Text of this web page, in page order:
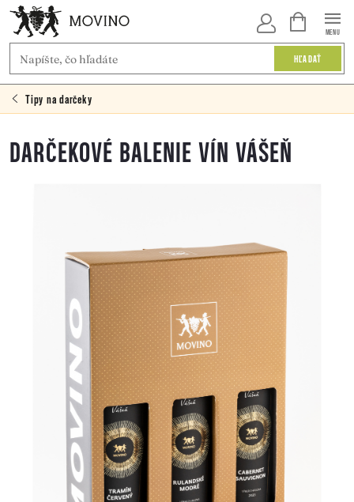
Prejsť
obsah
HĽADAŤ
NÁKUPNÝ
KOŠÍK
Tipy na darčeky
DARČEKOVÉ BALENIE VÍN VÁŠEŇ